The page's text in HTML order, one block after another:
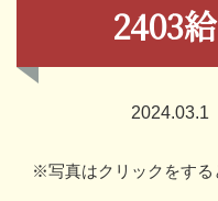
2403
2024.03.1
※写真はクリックをする